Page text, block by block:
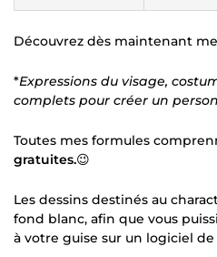
Découvrez dès maintenant
*Expressions du visage,
complets pour créer un
Toutes mes formules
gratuites.😉
Les dessins destinés au
fond blanc, afin que vous
à votre guise sur un logiciel